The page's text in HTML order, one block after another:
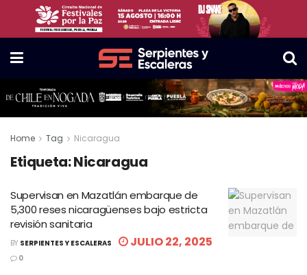
Home Tag Nicaragua
Etiqueta:Nicaragua
Supervisan en Mazatlán embarque de
5,300 reses nicaragüenses bajo estricta
revisión sanitaria
BY SERPIENTES Y ESCALERAS JULIO 22, 2025
0